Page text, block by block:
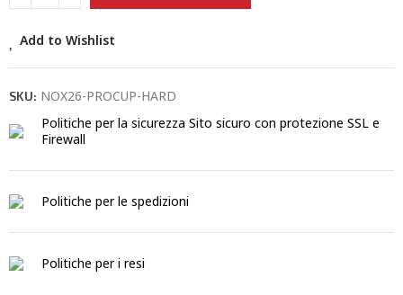
Add to Wishlist
SKU: NOX26-PROCUP-HARD
Politiche per la sicurezza Sito sicuro con protezione SSL e
Firewall
Politiche per le spedizioni
Politiche per i resi